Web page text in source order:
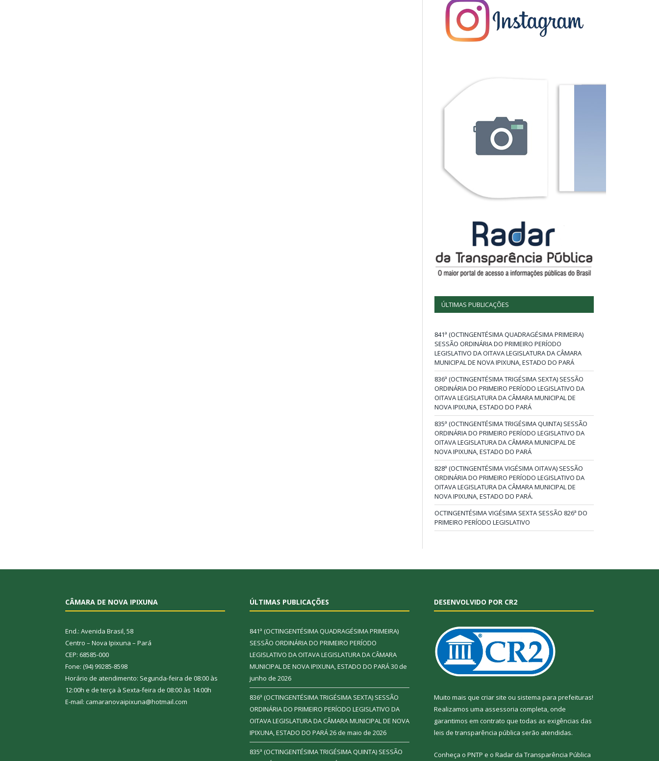
ÚLTIMAS PUBLICAÇÕES
841ª (OCTINGENTÉSIMA QUADRAGÉSIMA PRIMEIRA)
SESSÃO ORDINÁRIA DO PRIMEIRO PERÍODO
LEGISLATIVO DA OITAVA LEGISLATURA DA CÂMARA
MUNICIPAL DE NOVA IPIXUNA, ESTADO DO PARÁ
836ª (OCTINGENTÉSIMA TRIGÉSIMA SEXTA) SESSÃO
ORDINÁRIA DO PRIMEIRO PERÍODO LEGISLATIVO DA
OITAVA LEGISLATURA DA CÂMARA MUNICIPAL DE
NOVA IPIXUNA, ESTADO DO PARÁ
835ª (OCTINGENTÉSIMA TRIGÉSIMA QUINTA) SESSÃO
ORDINÁRIA DO PRIMEIRO PERÍODO LEGISLATIVO DA
OITAVA LEGISLATURA DA CÂMARA MUNICIPAL DE
NOVA IPIXUNA, ESTADO DO PARÁ
828ª (OCTINGENTÉSIMA VIGÉSIMA OITAVA) SESSÃO
ORDINÁRIA DO PRIMEIRO PERÍODO LEGISLATIVO DA
OITAVA LEGISLATURA DA CÂMARA MUNICIPAL DE
NOVA IPIXUNA, ESTADO DO PARÁ.
OCTINGENTÉSIMA VIGÉSIMA SEXTA SESSÃO 826ª DO
PRIMEIRO PERÍODO LEGISLATIVO
CÂMARA DE NOVA IPIXUNA
End.: Avenida Brasil, 58
Centro – Nova Ipixuna – Pará
CEP: 68585-000
Fone: (94) 99285-8598
Horário de atendimento: Segunda-feira de 08:00 às
12:00h e de terça à Sexta-feira de 08:00 às 14:00h
E-mail: camaranovaipixuna@hotmail.com
ÚLTIMAS PUBLICAÇÕES
841ª (OCTINGENTÉSIMA QUADRAGÉSIMA PRIMEIRA)
SESSÃO ORDINÁRIA DO PRIMEIRO PERÍODO
LEGISLATIVO DA OITAVA LEGISLATURA DA CÂMARA
MUNICIPAL DE NOVA IPIXUNA, ESTADO DO PARÁ30 de
junho de 2026
836ª (OCTINGENTÉSIMA TRIGÉSIMA SEXTA) SESSÃO
ORDINÁRIA DO PRIMEIRO PERÍODO LEGISLATIVO DA
OITAVA LEGISLATURA DA CÂMARA MUNICIPAL DE NOVA
IPIXUNA, ESTADO DO PARÁ26 de maio de 2026
835ª (OCTINGENTÉSIMA TRIGÉSIMA QUINTA) SESSÃO
DESENVOLVIDO POR CR2
Muito mais que criar site ou sistema para prefeituras!
Realizamos uma assessoria completa, onde
garantimos em contrato que todas as exigências das
leis de transparência pública serão atendidas.
Conheça o PNTP e o Radar da Transparência Pública